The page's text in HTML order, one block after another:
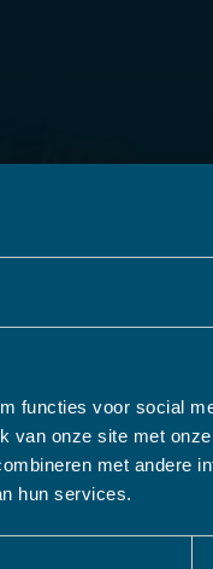
functies voor social
van onze site met
met andere
hun services.